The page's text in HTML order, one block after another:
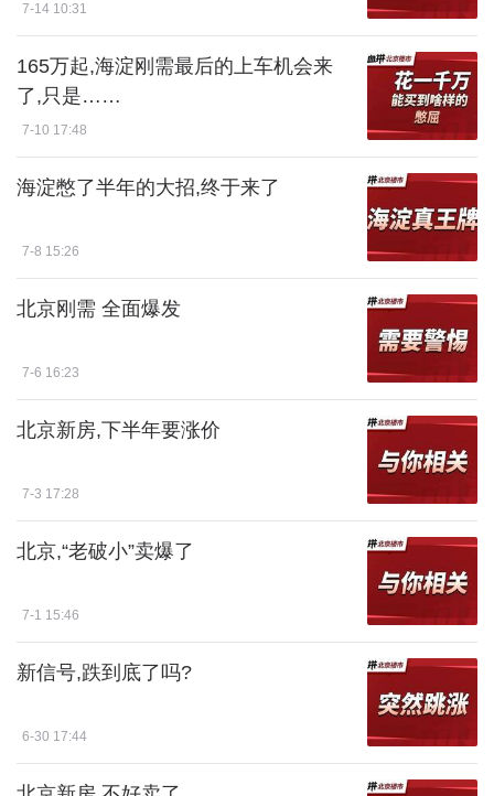
7-14 10:31
165万起,海淀刚需最后的上车机会来
了,只是……
7-10 17:48
海淀憋了半年的大招,终于来了
7-8 15:26
北京刚需 全面爆发
7-6 16:23
北京新房,下半年要涨价
7-3 17:28
北京,“老破小”卖爆了
7-1 15:46
新信号,跌到底了吗?
6-30 17:44